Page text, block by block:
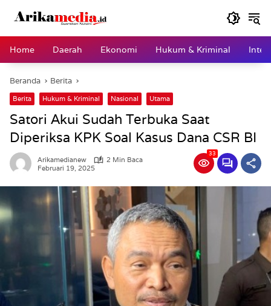
Home
Daerah Ekonomi Hukum & Kriminal
Beranda Berita
Berita Hukum & Kriminal Nasional Utama
Satori Akui Sudah Terbuka Saat
Diperiksa KPK Soal Kasus Dana CSR BI
Arikamedianew
2 Min Baca
Februari 19, 2025
33